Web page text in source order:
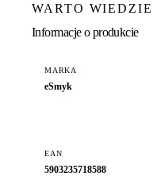
WARTO
Informacje o produkcie
MARKA
eSmyk
EAN
5903235718588